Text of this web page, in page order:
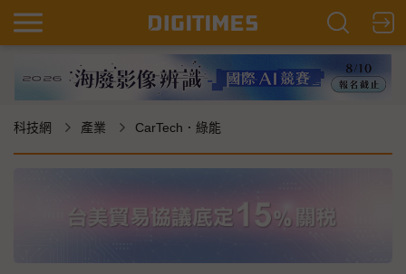
科技網 產業 CarTech．綠能